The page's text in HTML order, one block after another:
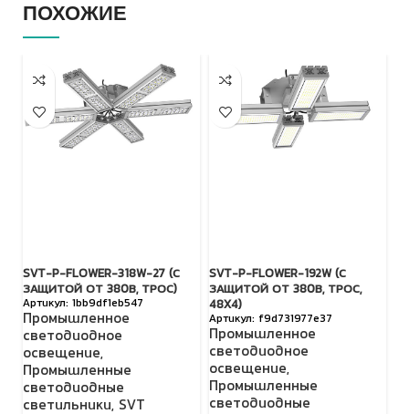
ПОХОЖИЕ
SVT-P-FLOWER-318W-27 (С
ЗАЩИТОЙ ОТ 380В, ТРОС)
1bb9df1eb547
Промышленное
светодиодное
освещение,
Промышленные
светодиодные
светильники, SVT
SVT-P-FLOWER-192W (С
ЗАЩИТОЙ ОТ 380В, ТРОС,
48X4)
f9d731977e37
Промышленное
светодиодное
освещение,
Промышленные
светодиодные